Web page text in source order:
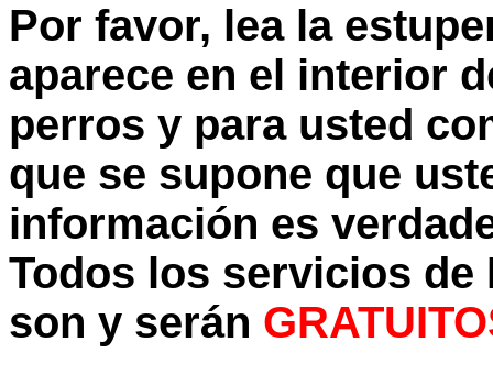
Por favor, lea la
aparece en el interior
perros y para usted
que se supone que
información es
Todos los servicios de
son y serán